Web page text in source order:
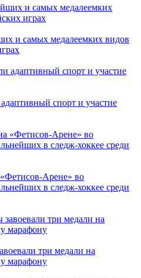
и самых медалеемких видов
спорт и участие
Арене» во
в следж-хоккее среди
три медали на
марафону